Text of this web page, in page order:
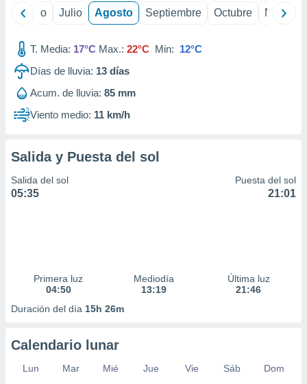
1199
Junio Julio Agosto Septiembre Octubre
T. Media: 17°C Max.: 22°C Min: 12°C
Días de lluvia: 13 días
Acum. de lluvia: 85 mm
Viento medio: 11 km/h
Salida y Puesta del sol
Salida del sol
05:35
Puesta del sol
21:01
Primera luz
04:50
Mediodía
13:19
Última luz
21:46
Duración del día 15h 26m
Calendario lunar
Lun Mar Mié Jue Vie Sáb
Dom